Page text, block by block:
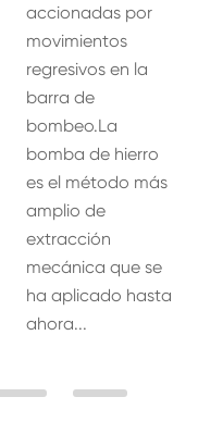
accionadas por
movimientos
regresivos en la
barra de
bombeo.La
bomba de hierro
es el método más
amplio de
extracción
mecánica que se
ha aplicado hasta
ahora...